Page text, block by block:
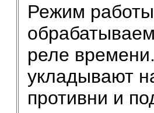
Режим
реле
укладывают
противни и